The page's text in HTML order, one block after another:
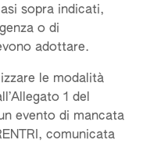
sopra indicati,
o di
adottare.
le modalità
1 del
evento di mancata
comunicata